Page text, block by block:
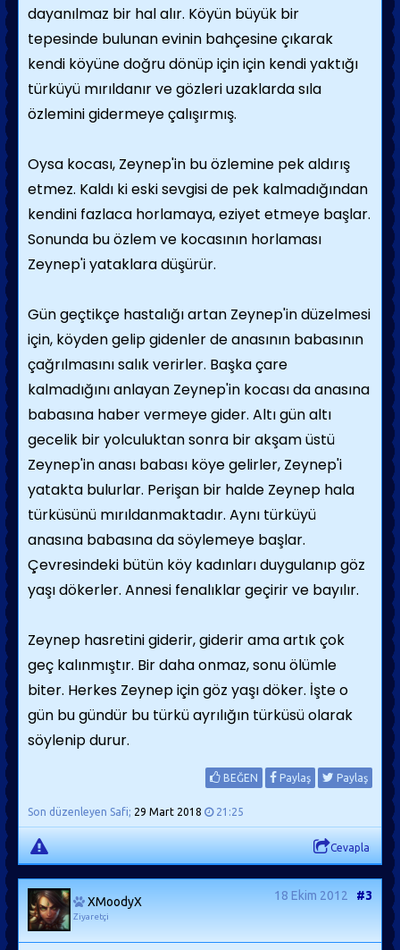
dayanılmaz bir hal alır. Köyün büyük bir
tepesinde bulunan evinin bahçesine çıkarak
kendi köyüne doğru dönüp için için kendi yaktığı
türküyü mırıldanır ve gözleri uzaklarda sıla
özlemini gidermeye çalışırmış.
Oysa kocası, Zeynep'in bu özlemine pek aldırış
etmez. Kaldı ki eski sevgisi de pek kalmadığından
kendini fazlaca horlamaya, eziyet etmeye başlar.
Sonunda bu özlem ve kocasının horlaması
Zeynep'i yataklara düşürür.
Gün geçtikçe hastalığı artan Zeynep'in düzelmesi
için, köyden gelip gidenler de anasının babasının
çağrılmasını salık verirler. Başka çare
kalmadığını anlayan Zeynep'in kocası da anasına
babasına haber vermeye gider. Altı gün altı
gecelik bir yolculuktan sonra bir akşam üstü
Zeynep'in anası babası köye gelirler, Zeynep'i
yatakta bulurlar. Perişan bir halde Zeynep hala
türküsünü mırıldanmaktadır. Aynı türküyü
anasına babasına da söylemeye başlar.
Çevresindeki bütün köy kadınları duygulanıp göz
yaşı dökerler. Annesi fenalıklar geçirir ve bayılır.
Zeynep hasretini giderir, giderir ama artık çok
geç kalınmıştır. Bir daha onmaz, sonu ölümle
biter. Herkes Zeynep için göz yaşı döker. İşte o
gün bu gündür bu türkü ayrılığın türküsü olarak
söylenip durur.
BEĞEN Paylaş Paylaş
Son düzenleyen Safi; 29 Mart 2018 21:25
Cevapla
XMoodyX
Ziyaretçi
18 Ekim 2012 #3